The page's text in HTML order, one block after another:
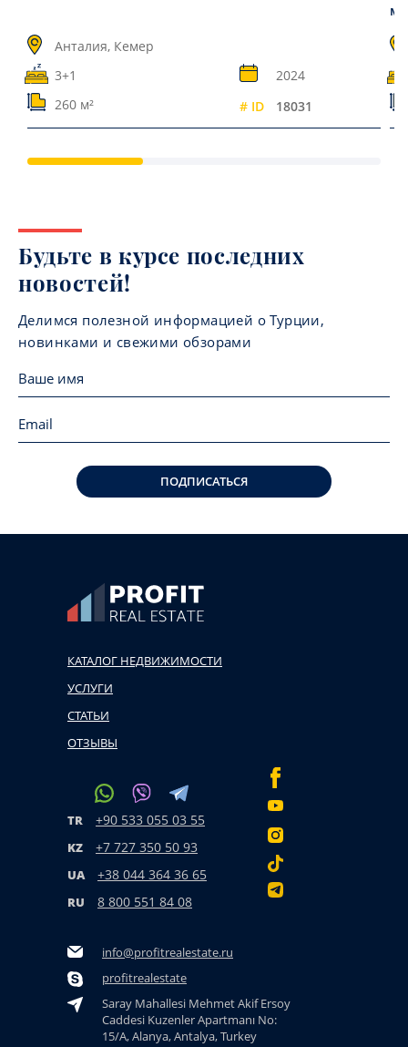
Анталия, Кемер
3+1
2024
260 м²
# ID 18031
Будьте в курсе последних
новостей!
Делимся полезной информацией о Турции,
новинками и свежими обзорами
ПОДПИСАТЬСЯ
КАТАЛОГ НЕДВИЖИМОСТИ
УСЛУГИ
СТАТЬИ
ОТЗЫВЫ
TR +90 533 055 03 55
KZ +7 727 350 50 93
UA +38 044 364 36 65
RU 8 800 551 84 08
info@profitrealestate.ru
profitrealestate
Saray Mahallesi Mehmet Akif Ersoy
Caddesi Kuzenler Apartmanı No:
15/A, Alanya, Antalya, Turkey